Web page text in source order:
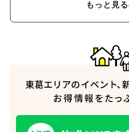
もっと見る